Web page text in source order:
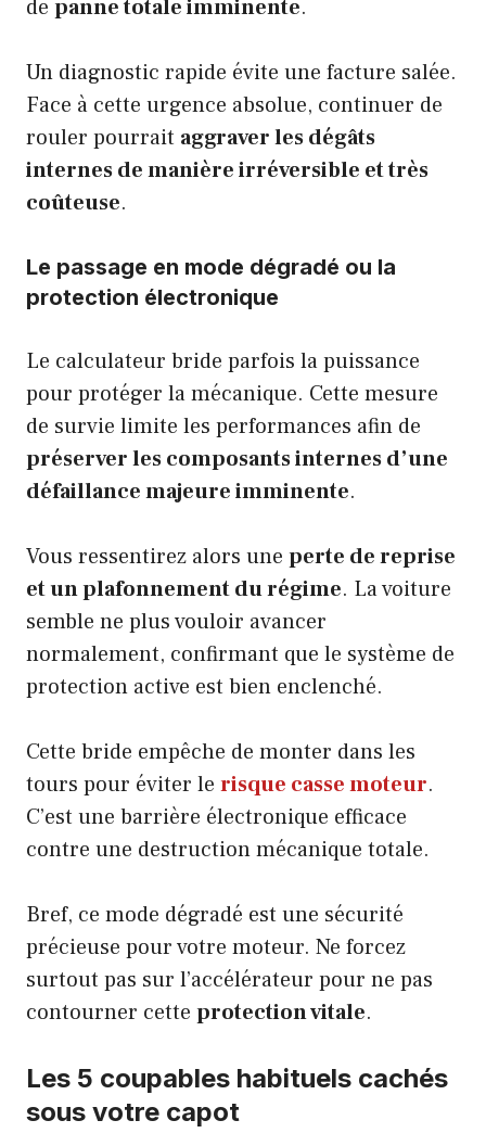
de panne totale imminente.
Un diagnostic rapide évite une facture salée.
Face à cette urgence absolue, continuer de
rouler pourrait aggraver les dégâts
internes de manière irréversible et très
coûteuse.
Le passage en mode dégradé ou la
protection électronique
Le calculateur bride parfois la puissance
pour protéger la mécanique. Cette mesure
de survie limite les performances afin de
préserver les composants internes d’une
défaillance majeure imminente.
Vous ressentirez alors une perte de reprise
et un plafonnement du régime. La voiture
semble ne plus vouloir avancer
normalement, confirmant que le système de
protection active est bien enclenché.
Cette bride empêche de monter dans les
tours pour éviter le risque casse moteur.
C’est une barrière électronique efficace
contre une destruction mécanique totale.
Bref, ce mode dégradé est une sécurité
précieuse pour votre moteur. Ne forcez
surtout pas sur l’accélérateur pour ne pas
contourner cette protection vitale.
Les 5 coupables habituels cachés
sous votre capot